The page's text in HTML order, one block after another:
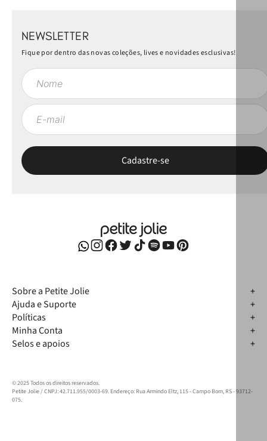
NEWSLETTER
Fique por dentro das novas coleções, lives e novidades esclusivas!
Sobre a Petite Jolie
Ajuda e Suporte
Políticas
Minha Conta
Selos e apoios
© 2025 Todos os direitos reservados.
Petite Jolie / CNPJ: 42.711.955/0003-69. Endereço: Rua Armindo Eltz, 115 - Campo Bom, RS - 93712-
075.